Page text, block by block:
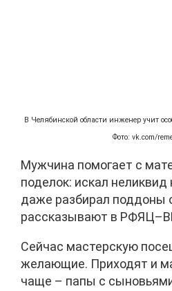
В Челябинской области инженер учит
Фото: vk.com/
Мужчина помогает с
поделок: искал неликвид
даже разбирал поддоны
рассказывают в
Сейчас мастерскую
желающие. Приходят и
чаще – папы с